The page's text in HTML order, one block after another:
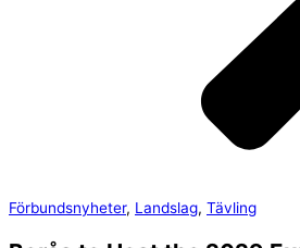
Förbundsnyheter, Landslag, Tävling